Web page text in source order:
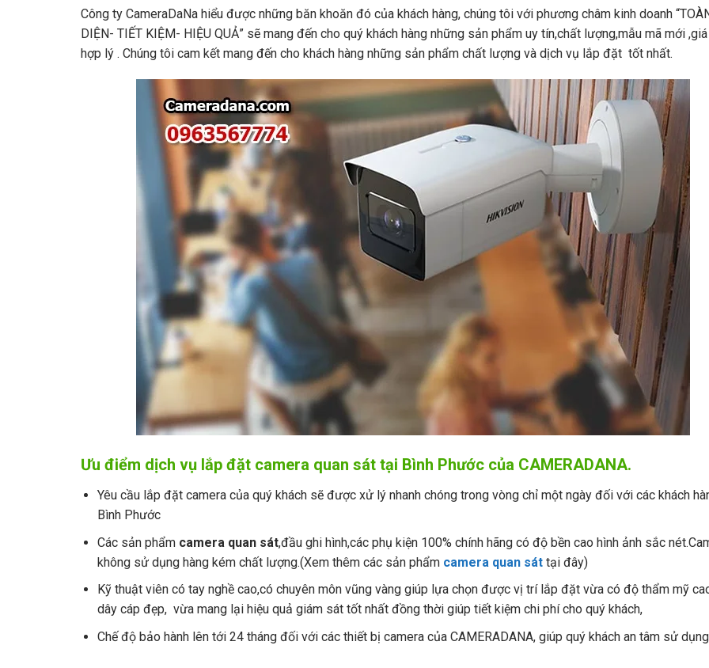
Công ty CameraDaNa hiểu được những băn khoăn đó của khách hàng, chúng tôi với phương châm kinh doanh
DIỆN- TIẾT KIỆM- HIỆU QUẢ” sẽ mang đến cho quý khách hàng những sản phẩm uy tín,chất lượng,mẫu mã mới
hợp lý . Chúng tôi cam kết mang đến cho khách hàng những sản phẩm chất lượng và dịch vụ lắp đặt tốt nhất.
Ưu điểm dịch vụ lắp đặt camera quan sát tại Bình Phước của CAMERADANA.
Yêu cầu lắp đặt camera của quý khách sẽ được xử lý nhanh chóng trong vòng chỉ một ngày đối với các khách
Bình Phước
Các sản phẩm camera quan sát,đầu ghi hình,các phụ kiện 100% chính hãng có độ bền cao hình ảnh sắc
không sử dụng hàng kém chất lượng.(Xem thêm các sản phẩm camera quan sáttại đây)
Kỹ thuật viên có tay nghề cao,có chuyên môn vũng vàng giúp lựa chọn được vị trí lắp đặt vừa có độ thẩm mỹ
dây cáp đẹp, vừa mang lại hiệu quả giám sát tốt nhất đồng thời giúp tiết kiệm chi phí cho quý khách,
Chế độ bảo hành lên tới 24 tháng đối với các thiết bị camera của CAMERADANA, giúp quý khách an tâm sử